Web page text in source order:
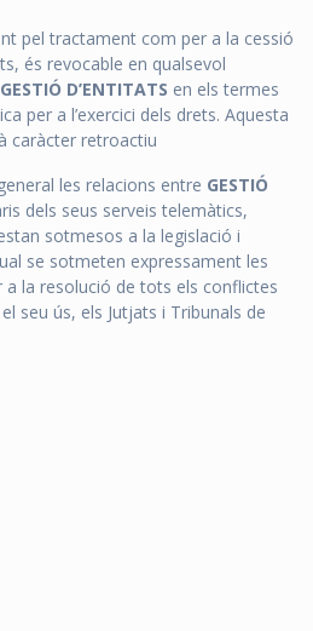
pel tractament com per a la cessió
és revocable en qualsevol
GESTIÓ D’ENTITATS en els termes
per a l’exercici dels drets. Aquesta
caràcter retroactiu.
les relacions entre GESTIÓ
dels seus serveis telemàtics,
sotmesos a la legislació i
se sotmeten expressament les
la resolució de tots els conflictes
seu ús, els Jutjats i Tribunals de